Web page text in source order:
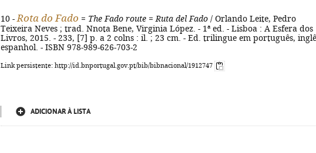
10 - Rota do Fado = The Fado route = Ruta del Fado / Orlando Leite, Pedro
Teixeira Neves ; trad. Nnota Bene, Virginia López. - 1ª ed. - Lisboa : A Esfera dos
Livros, 2015. - 233, [7] p. a 2 colns : il. ; 23 cm. - Ed. trilingue em português,
espanhol. - ISBN 978-989-626-703-2
Link persistente: http://id.bnportugal.gov.pt/bib/bibnacional/1912747
ADICIONAR À LISTA